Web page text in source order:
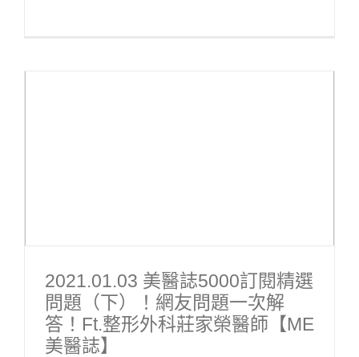
2021.01.03 美醫誌5000訂閱精選
問題（下）！網友問題一次解
答！ft.整形外科莊家榮醫師【ME
美醫誌】